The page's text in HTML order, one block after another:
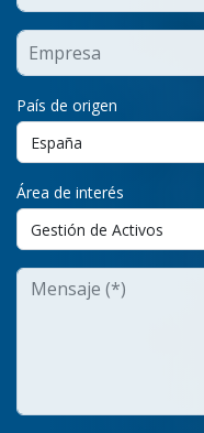
País de origen
Área de interés